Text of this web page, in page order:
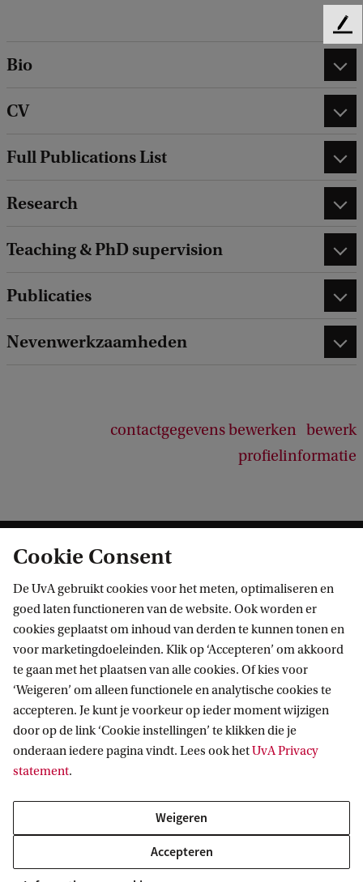
Bio
CV
Full Publications List
Research
Teaching & PhD supervision
Publicaties
Nevenwerkzaamheden
contactgegevens bewerken bewerk
profielinformatie
Informatie voor
Bachelorstudiekiezers
Masterstudiekiezers
UvA-studenten
Medewerkers
Journalisten
Alumni
Externen
Direct naar
Webmail
Bibliotheek
Doneren
Contact
Volg UvA op sociale media
Cookie Consent
De UvA gebruikt cookies voor het meten, optimaliseren en
goed laten functioneren van de website. Ook worden er
cookies geplaatst om inhoud van derden te kunnen tonen en
voor marketingdoeleinden. Klik op ‘Accepteren’ om akkoord
te gaan met het plaatsen van alle cookies. Of kies voor
‘Weigeren’ om alleen functionele en analytische cookies te
accepteren. Je kunt je voorkeur op ieder moment wijzigen
door op de link ‘Cookie instellingen’ te klikken die je
onderaan iedere pagina vindt. Lees ook hetUvA Privacy
statement.
Weigeren
Accepteren
F
e
e
d
c
k